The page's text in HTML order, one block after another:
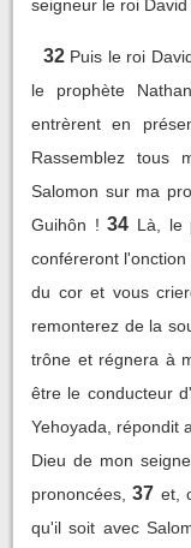
seigneur le roi
32 Puis le roi
le prophète
entrèrent en
Rassemblez tous
Salomon sur ma
Guihôn ! 34 Là, le
conféreront
du cor et vous
remonterez de la
trône et régnera à
être le conducteur
Yehoyada, répondit
Dieu de mon
prononcées, 37 et,
qu'il soit avec